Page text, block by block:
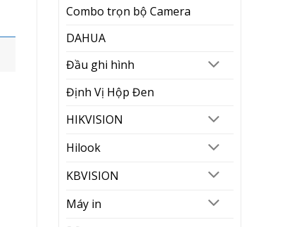
Combo trọn bộ Camera
DAHUA
Đầu ghi hình
Định Vị Hộp Đen
HIKVISION
Hilook
KBVISION
Máy in